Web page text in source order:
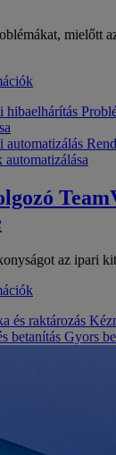
mielőtt
hibaelhárítás
automatizálás
automatizálása
az ipari
és raktározás
betanítás Gyors